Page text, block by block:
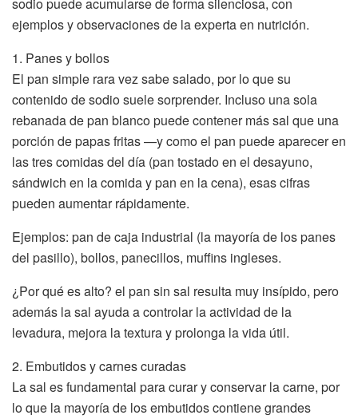
ejemplos y observaciones de la experta en nutrición.
1. Panes y bollos
El pan simple rara vez sabe salado, por lo que su
contenido de sodio suele sorprender. Incluso una sola
rebanada de pan blanco puede contener más sal que una
porción de papas fritas —y como el pan puede aparecer en
las tres comidas del día (pan tostado en el desayuno,
sándwich en la comida y pan en la cena), esas cifras
pueden aumentar rápidamente.
Ejemplos: pan de caja industrial (la mayoría de los panes
del pasillo), bollos, panecillos, muffins ingleses.
¿Por qué es alto? el pan sin sal resulta muy insípido, pero
además la sal ayuda a controlar la actividad de la
levadura, mejora la textura y prolonga la vida útil.
2. Embutidos y carnes curadas
La sal es fundamental para curar y conservar la carne, por
lo que la mayoría de los embutidos contiene grandes